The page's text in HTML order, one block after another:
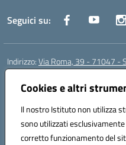
Cookies e altri
Il nostro Istituto non utilizza
sono utilizzati
corretto funzionamento del
Seguici su:
Indirizzo:Via Roma, 39 - 71047 -
Centralino:
Posta elettronica certificata (PEC):
Codice fiscale: 90015650717
Codice meccanografico:
Codice Indice delle Pubbliche